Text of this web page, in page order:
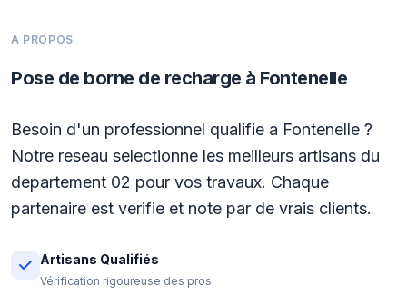
A PROPOS
Pose de borne de recharge à Fontenelle
Besoin d'un professionnel qualifie a Fontenelle ?
Notre reseau selectionne les meilleurs artisans du
departement 02 pour vos travaux. Chaque
partenaire est verifie et note par de vrais clients.
Artisans Qualifiés
Vérification rigoureuse des pros